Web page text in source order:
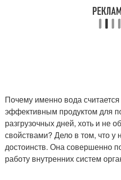
Почему именно вода
эффективным продуктом для
разгрузочных дней, хоть и не
свойствами? Дело в том, что у
достоинств. Она совершенно
работу внутренних систем